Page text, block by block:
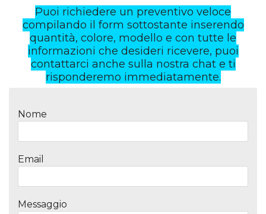
Puoi richiedere un preventivo veloce
compilando il form sottostante inserendo
quantità, colore, modello e con tutte le
informazioni che desideri ricevere, puoi
contattarci anche sulla nostra chat e ti
risponderemo immediatamente.
Nome
Email
Messaggio